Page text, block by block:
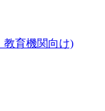
教育機関向け)